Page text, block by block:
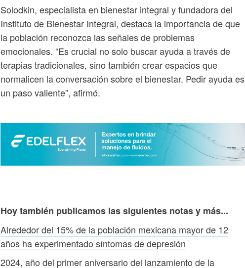
Solodkin, especialista en bienestar integral y fundadora del
Instituto de Bienestar Integral, destaca la importancia de que
la población reconozca las señales de problemas
emocionales. “Es crucial no solo buscar ayuda a través de
terapias tradicionales, sino también crear espacios que
normalicen la conversación sobre el bienestar. Pedir ayuda es
un paso valiente”, afirmó.
Hoy también publicamos las siguientes notas y más...
Alrededor del 15% de la población mexicana mayor de 12
años ha experimentado síntomas de depresión
2024, año del primer aniversario del lanzamiento de la